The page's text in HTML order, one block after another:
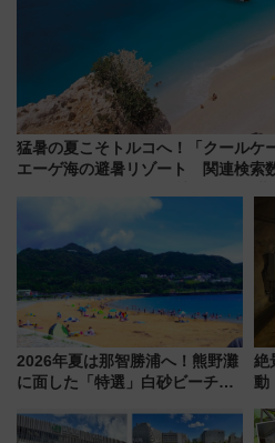
猛暑の夏こそトルコへ！「クールケ
エーゲ海の避暑リゾート 関連検索
2026年夏は那智勝浦へ！熊野灘
に面した「特選」白砂ビーチは
会」は8月11日開催！
絶
動
ジ